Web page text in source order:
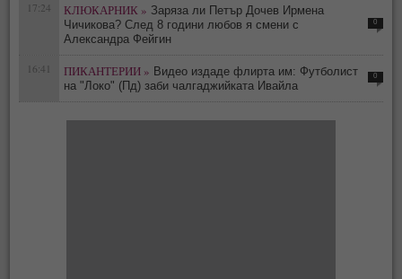
17:24 КЛЮКАРНИК » Заряза ли Петър Дочев Ирмена
Чичикова? След 8 години любов я смени с
Александра Фейгин
0
16:41 ПИКАНТЕРИИ » Видео издаде флирта им: Футболист
на "Локо" (Пд) заби чалгаджийката Ивайла
0